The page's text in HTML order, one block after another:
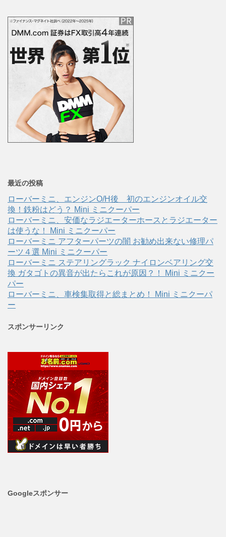
最近の投稿
ローバーミニ、エンジンO/H後 初のエンジンオイル交
換！鉄粉はどう？ Mini ミニクーパー
ローバーミニ、安価なラジエーターホースとラジエーター
は使うな！ Mini ミニクーパー
ローバーミニ アフターパーツの闇 お勧め出来ない修理パ
ーツ４選 Mini ミニクーパー
ローバーミニ ステアリングラック ナイロンベアリング交
換 ガタゴトの異音が出たらこれが原因？！ Mini ミニクー
パー
ローバーミニ、車検集取得と総まとめ！ Mini ミニクーパ
ー
スポンサーリンク
Googleスポンサー